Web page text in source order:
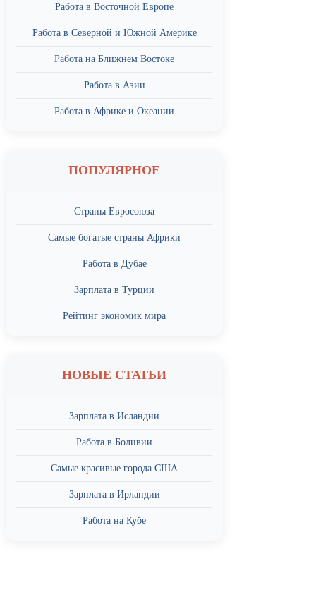
Работа в Восточной Европе
Работа в Северной и Южной Америке
Работа на Ближнем Востоке
Работа в Азии
Работа в Африке и Океании
ПОПУЛЯРНОЕ
Страны Евросоюза
Самые богатые страны Африки
Работа в Дубае
Зарплата в Турции
Рейтинг экономик мира
НОВЫЕ СТАТЬИ
Зарплата в Исландии
Работа в Боливии
Самые красивые города США
Зарплата в Ирландии
Работа на Кубе